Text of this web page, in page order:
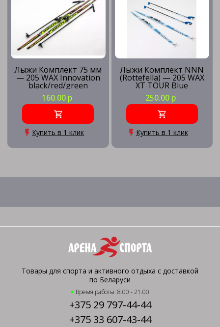
Лыжи Комплект 75 мм
— 205 WAX Innovation
black/red/green
160.00 р
Купить в 1 клик
Лыжи Комплект NNN
(Rottefella) — 205 WAX
XT TOUR Blue
250.00 р
Купить в 1 клик
Товары для спорта и активного отдыха с доставкой
по Беларуси
Время работы: 8.00 - 21.00
+375 29 797-44-44
+375 33 607-43-44